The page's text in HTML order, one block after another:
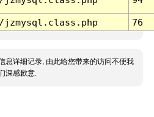
76
息详细记录, 由此给您带来的访问不便我
深感歉意.